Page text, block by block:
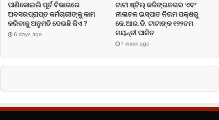
ପାଣିକୋଇଲି ପୂର୍ତ ବିଭାଗରେ
ଅବସରପ୍ରାପ୍ତ କର୍ମଚାରୀଙ୍କୁ କାମ
କରିବାକୁ ଅନୁମତି ଦେଉଛି କିଏ ?
6 days ago
ଟାଟା ଷ୍ଟିଲ୍ କଳିଙ୍ଗନଗର ଏବଂ
ନୀଳାଚଳ ଇସ୍ପାତ ନିଗମ ପକ୍ଷରୁ
ଜେ.ଆର.ଡି. ଟାଟାଙ୍କ ୧୨୨ତମ
ଜୟନ୍ତୀ ପାଳିତ
1 week ago